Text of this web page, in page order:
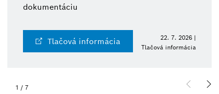
dokumentáciu
Tlačová informácia
22. 7. 2026 |
Tlačová informácia
1 / 7